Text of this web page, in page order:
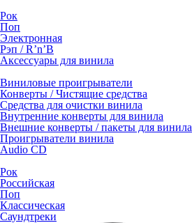
Рок
Поп
Электронная
Рэп / R’n’B
Аксессуары для винила
Виниловые проигрыватели
Конверты / Чистящие средства
Средства для очистки винила
Внутренние конверты для винила
Внешние конверты / пакеты для винила
Проигрыватели винила
Audio CD
Рок
Российская
Поп
Классическая
Саундтреки